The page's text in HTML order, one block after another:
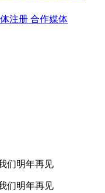
注册 合作媒体
们明年再见
们明年再见